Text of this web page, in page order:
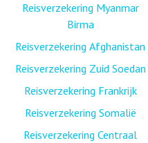
Reisverzekering Myanmar
Birma
Reisverzekering Afghanistan
Reisverzekering Zuid Soedan
Reisverzekering Frankrijk
Reisverzekering Somalië
Reisverzekering Centraal